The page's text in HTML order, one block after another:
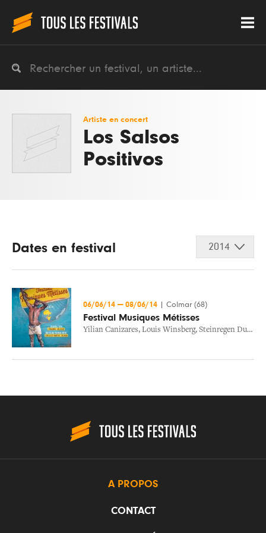
Artiste en concert
Los Salsos
Positivos
Dates en festival 2014
06/06/14 — 08/06/14 Colmar (68)
Festival Musiques Métisses
Yilian Canizares, Louis Winsberg, Steinregen Dubsystem
A PROPOS
CONTACT